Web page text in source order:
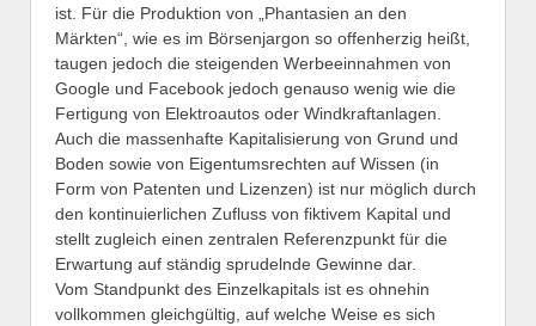
ist. Für die Produktion von „Phantasien an den
Märkten“, wie es im Börsenjargon so offenherzig heißt,
taugen jedoch die steigenden Werbeeinnahmen von
Google und Facebook jedoch genauso wenig wie die
Fertigung von Elektroautos oder Windkraftanlagen.
Auch die massenhafte Kapitalisierung von Grund und
Boden sowie von Eigentumsrechten auf Wissen (in
Form von Patenten und Lizenzen) ist nur möglich durch
den kontinuierlichen Zufluss von fiktivem Kapital und
stellt zugleich einen zentralen Referenzpunkt für die
Erwartung auf ständig sprudelnde Gewinne dar.
Vom Standpunkt des Einzelkapitals ist es ohnehin
vollkommen gleichgültig, auf welche Weise es sich